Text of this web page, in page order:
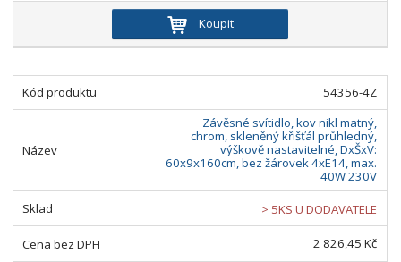
Koupit
54356-4Z
Závěsné svítidlo, kov nikl matný,
chrom, skleněný křišťál průhledný,
výškově nastavitelné, DxŠxV:
60x9x160cm, bez žárovek 4xE14, max.
40W 230V
> 5KS U DODAVATELE
2 826,45 Kč